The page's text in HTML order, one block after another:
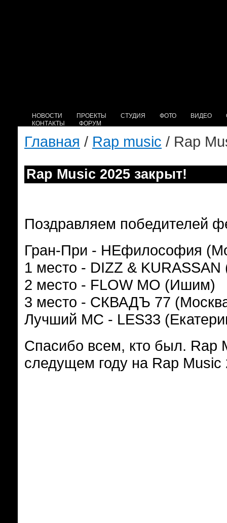
НОВОСТИ ПРОЕКТЫ СТУДИЯ ФОТО ВИДЕО
КОНТАКТЫ
ФОРУМ
Главная / Rap music / Rap
Rap Music 2025 закрыт!
Поздравляем победителей
Гран-При - НЕфилософия
1 место - DIZZ &
2 место - FLOW MO (Ишим)
3 место - СКВАДЪ 77
Лучший МС - LES33
Спасибо всем, кто был. Rap
следущем году на Rap Music